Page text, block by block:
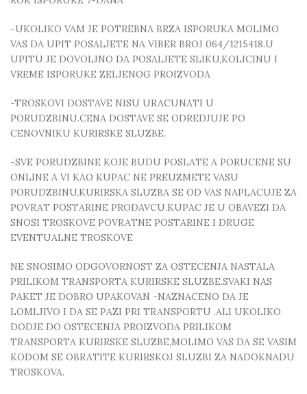
-UKOLIKO VAM JE POTREBNA BRZA ISPORUKA MOLIMO
VAS DA UPIT POSALJETE NA VIBER BROJ 064/1215418.U
UPITU JE DOVOLJNO DA POSALJETE SLIKU,KOLICINU I
VREME ISPORUKE ZELJENOG PROIZVODA
-TROSKOVI DOSTAVE NISU URACUNATI U
PORUDZBINU.CENA DOSTAVE SE ODREDJUJE PO
CENOVNIKU KURIRSKE SLUZBE.
-SVE PORUDZBINE KOJE BUDU POSLATE A PORUCENE SU
ONLINE A VI KAO KUPAC NE PREUZMETE VASU
PORUDZBINU,KURIRSKA SLUZBA SE OD VAS NAPLACUJE ZA
POVRAT POSTARINE PRODAVCU.KUPAC JE U OBAVEZI DA
SNOSI TROSKOVE POVRATNE POSTARINE I DRUGE
EVENTUALNE TROSKOVE
NE SNOSIMO ODGOVORNOST ZA OSTECENJA NASTALA
PRILIKOM TRANSPORTA KURIRSKE SLUZBE.SVAKI NAS
PAKET JE DOBRO UPAKOVAN -NAZNACENO DA JE
LOMLJIVO I DA SE PAZI PRI TRANSPORTU .ALI UKOLIKO
DODJE DO OSTECENJA PROIZVODA PRILIKOM
TRANSPORTA KURIRSKE SLUZBE,MOLIMO VAS DA SE VASIM
KODOM SE OBRATITE KURIRSKOJ SLUZBI ZA NADOKNADU
TROSKOVA.